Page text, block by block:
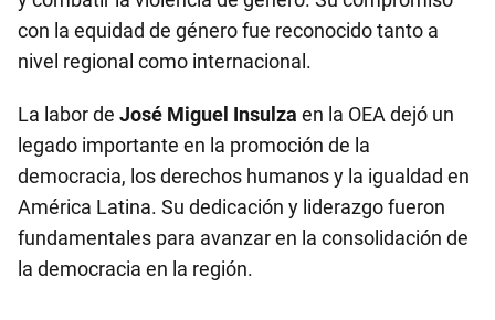
con la equidad de género fue reconocido tanto a
nivel regional como internacional.
La labor de José Miguel Insulza en la OEA dejó un
legado importante en la promoción de la
democracia, los derechos humanos y la igualdad en
América Latina. Su dedicación y liderazgo fueron
fundamentales para avanzar en la consolidación de
la democracia en la región.